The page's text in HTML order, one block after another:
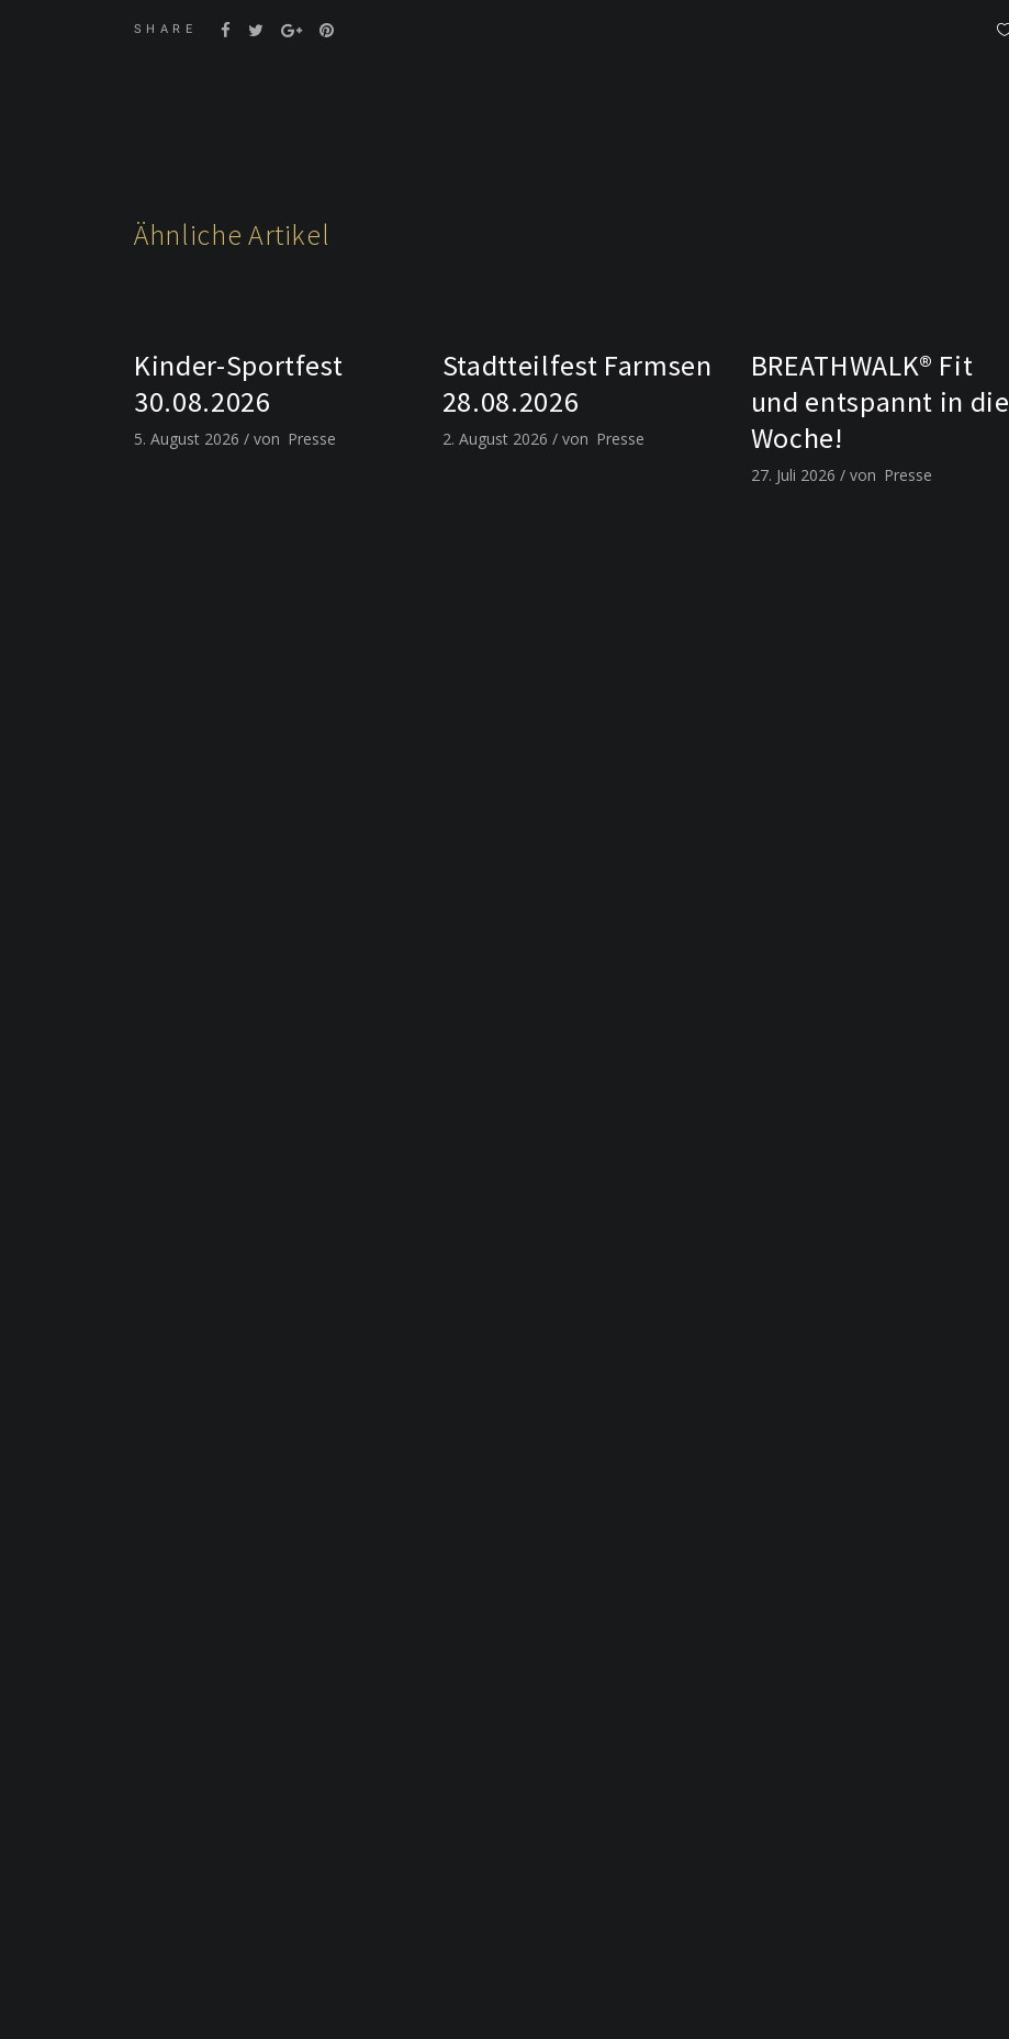
SHARE
Ähnliche Artikel
Kinder-Sportfest
30.08.2026
5. August 2026 von Presse
Stadtteilfest Farmsen
28.08.2026
2. August 2026 von Presse
BREATHWALK® Fit
und entspannt in die
Woche!
27. Juli 2026 von Presse